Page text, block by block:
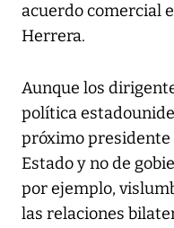
acuerdo comercial
Herrera.
Aunque los
política
próximo presidente
Estado y no de
por ejemplo,
las relaciones